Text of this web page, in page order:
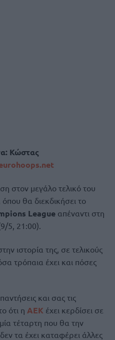
Κώστας
net
στον μεγάλο τελικό του
όπου θα διεκδικήσει το
League απέναντι στη
5, 21:00).
ιστορία της, σε τελικούς
τρόπαια έχει και πόσες
και σας τις
ότι η ΑΕΚ έχει κερδίσει σε
τέταρτη που θα την
τα έχει καταφέρει άλλες